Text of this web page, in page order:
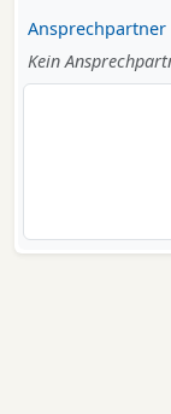
Ansprechpartner
Kein